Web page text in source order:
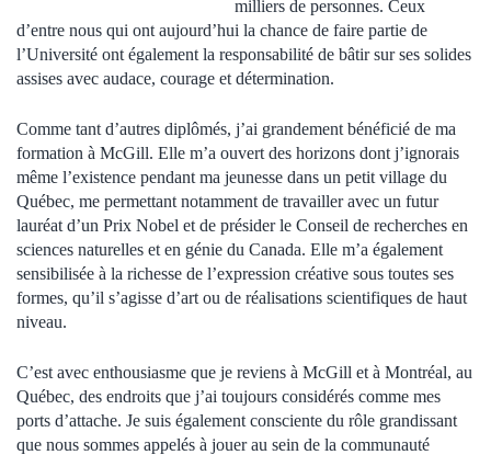
milliers de personnes. Ceux
d’entre nous qui ont aujourd’hui la chance de faire partie de
l’Université ont également la responsabilité de bâtir sur ses solides
assises avec audace, courage et détermination.
Comme tant d’autres diplômés, j’ai grandement bénéficié de ma
formation à McGill. Elle m’a ouvert des horizons dont j’ignorais
même l’existence pendant ma jeunesse dans un petit village du
Québec, me permettant notamment de travailler avec un futur
lauréat d’un Prix Nobel et de présider le Conseil de recherches en
sciences naturelles et en génie du Canada. Elle m’a également
sensibilisée à la richesse de l’expression créative sous toutes ses
formes, qu’il s’agisse d’art ou de réalisations scientifiques de haut
niveau.
C’est avec enthousiasme que je reviens à McGill et à Montréal, au
Québec, des endroits que j’ai toujours considérés comme mes
ports d’attache. Je suis également consciente du rôle grandissant
que nous sommes appelés à jouer au sein de la communauté